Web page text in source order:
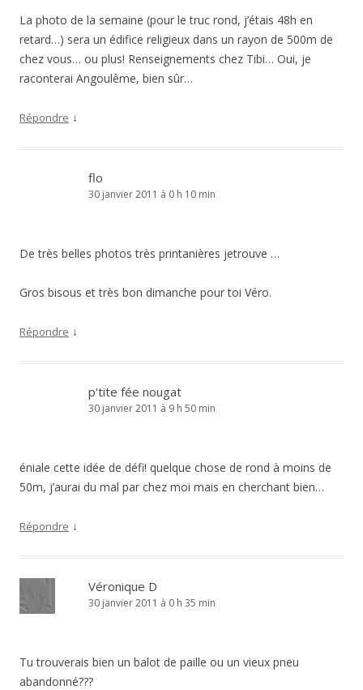
La photo de la semaine (pour le truc rond, j’étais 48h en
retard…) sera un édifice religieux dans un rayon de 500m de
chez vous… ou plus! Renseignements chez Tibi… Oui, je
raconterai Angoulême, bien sûr…
Répondre ↓
flo
30 janvier 2011 à 0 h 10 min
De très belles photos très printanières jetrouve …
Gros bisous et très bon dimanche pour toi Véro.
Répondre ↓
p'tite fée nougat
30 janvier 2011 à 9 h 50 min
éniale cette idée de défi! quelque chose de rond à moins de
50m, j’aurai du mal par chez moi mais en cherchant bien…
Répondre ↓
Véronique D
30 janvier 2011 à 0 h 35 min
Tu trouverais bien un balot de paille ou un vieux pneu
abandonné???